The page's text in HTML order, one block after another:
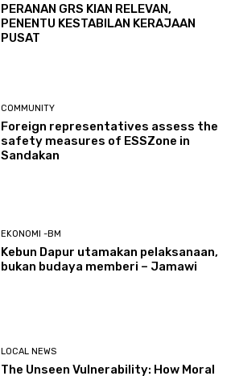
PERANAN GRS KIAN RELEVAN,
PENENTU KESTABILAN KERAJAAN
PUSAT
COMMUNITY
Foreign representatives assess the
safety measures of ESSZone in
Sandakan
EKONOMI -BM
Kebun Dapur utamakan pelaksanaan,
bukan budaya memberi – Jamawi
LOCAL NEWS
The Unseen Vulnerability: How Moral